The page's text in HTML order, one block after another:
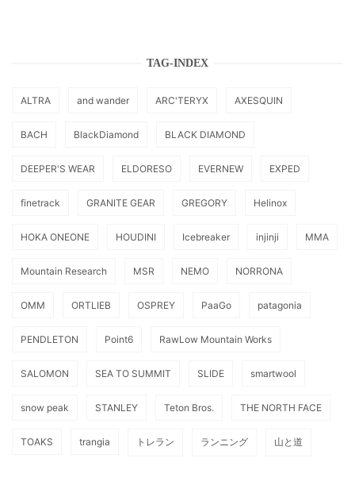
TAG-INDEX
ALTRA and wander ARC'TERYX AXESQUIN
BACH BlackDiamond BLACK DIAMOND
DEEPER'S WEAR ELDORESO EVERNEW EXPED
finetrack GRANITE GEAR GREGORY Helinox
HOKA ONEONE HOUDINI Icebreaker injinji MMA
Mountain Research MSR NEMO NORRONA
OMM ORTLIEB OSPREY PaaGo patagonia
PENDLETON Point6 RawLow Mountain Works
SALOMON SEA TO SUMMIT SLIDE smartwool
snow peak STANLEY Teton Bros. THE NORTH FACE
TOAKS trangia トレラン ランニング 山と道